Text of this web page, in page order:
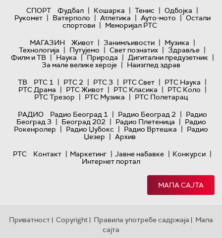
СПОРТ
Фудбал | Кошарка | Тенис | Одбојка |
Рукомет | Ватерполо | Атлетика | Ауто-мото | Остали
спортови | Меморијал РТС
МАГАЗИН
Живот | Занимљивости | Музика |
Технологијa | Путујемо | Свет познатих | Здравље |
Филм и ТВ | Наука | Природа | Дигитални предузетник |
За мале велике хероје | Наизглед здрав
ТВ
РТС 1 | РТС 2 | РТС 3 | РТС Свет | РТС Наука |
РТС Драма | РТС Живот | РТС Класика | РТС Коло |
РТС Трезор | РТС Музика | РТС Полетарац
РАДИО
Радио Београд 1 | Радио Београд 2 | Радио
Београд 3 | Београд 202 | Радио Плетеница | Радио
Рокенролер | Радио Џубокс | Радио Вртешка | Радио
Џезер | Архив
РТС
Контакт | Маркетинг | Јавне набавке | Конкурси |
Интернет портал
МАПА САЈТА
Приватност | Copyright | Правила употребе садржаја | Мапа
сајта